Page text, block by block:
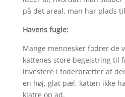
på det areal, man har plads
Havens fugle:
Mange mennesker fodrer de
kattenes store begejstring til
investere i foderbrætter af
en høj, glat pæl, katten ikke
klatre op ad.